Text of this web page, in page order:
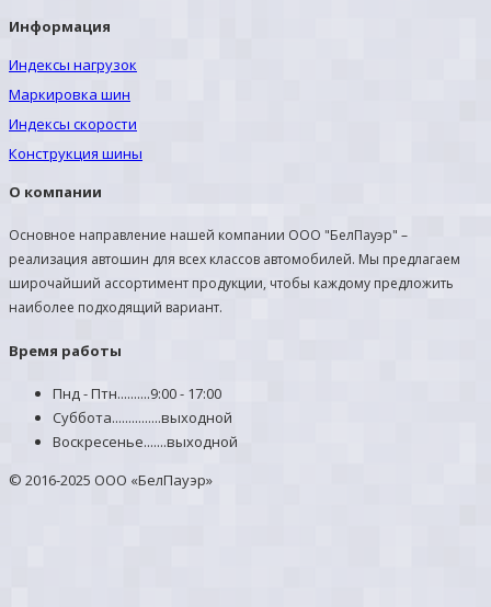
Информация
Индексы нагрузок
Маркировка шин
Индексы скорости
Конструкция шины
О компании
Основное направление нашей компании ООО "БелПауэр" –
реализация автошин для всех классов автомобилей. Мы предлагаем
широчайший ассортимент продукции, чтобы каждому предложить
наиболее подходящий вариант.
Время работы
Пнд - Птн..........9:00 - 17:00
Суббота...............выходной
Воскресенье.......выходной
© 2016-2025 ООО «БелПауэр»